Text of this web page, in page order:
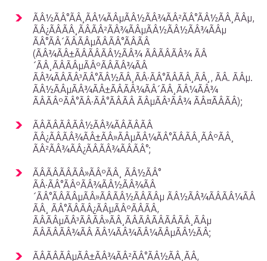
ÃÂ½ÃÂ°ÃÂ¸ÃÂ¼ÃÂµÃÂ½ÃÂ¾ÃÂ²ÃÂ°ÃÂ½ÃÂ¸ÃÂµ,
ÃÂ¿ÃÂÃÂ¸ÃÂÃÂ²ÃÂ¾ÃÂµÃÂ½ÃÂ½ÃÂ¾ÃÂµ
ÃÂ°ÃÂ´ÃÂÃÂµÃÂÃÂ°ÃÂÃÂ
(ÃÂ¾ÃÂ±ÃÂÃÂÃÂ½ÃÂ¾ ÃÂÃÂÃÂ¾ ÃÂ
´ÃÂ¸ÃÂÃÂµÃÂºÃÂÃÂ¾ÃÂ
ÃÂ¾ÃÂÃÂ³ÃÂ°ÃÂ½ÃÂ¸ÃÂ·ÃÂ°ÃÂÃÂ¸ÃÂ¸, ÃÂ. ÃÂµ.
ÃÂ½ÃÂµÃÂ¾ÃÂ±ÃÂÃÂ¾ÃÂ´ÃÂ¸ÃÂ¼ÃÂ¾
ÃÂÃÂºÃÂ°ÃÂ·ÃÂ°ÃÂÃÂ ÃÂµÃÂ³ÃÂ¾ ÃÂ¤ÃÂÃÂ);
ÃÂÃÂÃÂÃÂ½ÃÂ¾ÃÂÃÂÃÂ
ÃÂ¿ÃÂÃÂ¾ÃÂ±ÃÂ»ÃÂµÃÂ¼ÃÂ°ÃÂÃÂ¸ÃÂºÃÂ¸
ÃÂ²ÃÂ¾ÃÂ¿ÃÂÃÂ¾ÃÂÃÂ°;
ÃÂÃÂÃÂÃÂ»ÃÂºÃÂ¸ ÃÂ½ÃÂ°
ÃÂ·ÃÂ°ÃÂºÃÂ¾ÃÂ½ÃÂ¾ÃÂ
´ÃÂ°ÃÂÃÂµÃÂ»ÃÂÃÂ½ÃÂÃÂµ ÃÂ½ÃÂ¾ÃÂÃÂ¼ÃÂ
ÃÂ¸ ÃÂ°ÃÂÃÂ¿ÃÂµÃÂºÃÂÃÂ,
ÃÂÃÂµÃÂ³ÃÂÃÂ»ÃÂ¸ÃÂÃÂÃÂÃÂÃÂ¸ÃÂµ
ÃÂÃÂÃÂ¾ÃÂ ÃÂ¼ÃÂ¾ÃÂ¼ÃÂµÃÂ½ÃÂ;
ÃÂÃÂÃÂµÃÂ±ÃÂ¾ÃÂ²ÃÂ°ÃÂ½ÃÂ¸ÃÂ,